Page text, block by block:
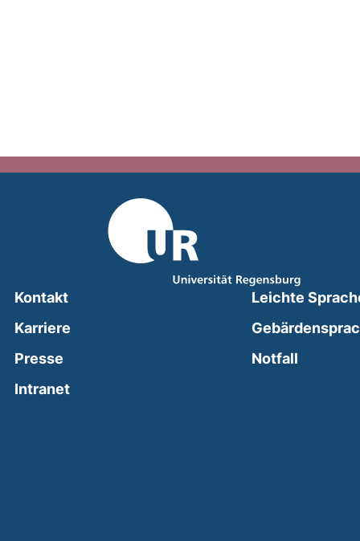
Kontakt
Karriere
Presse
Intranet(external link, opens in a new window)
Leichte
Notfall